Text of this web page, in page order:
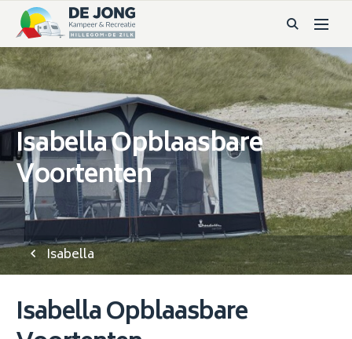
Isabella Opblaasbare
Voortenten
Isabella
Isabella Opblaasbare